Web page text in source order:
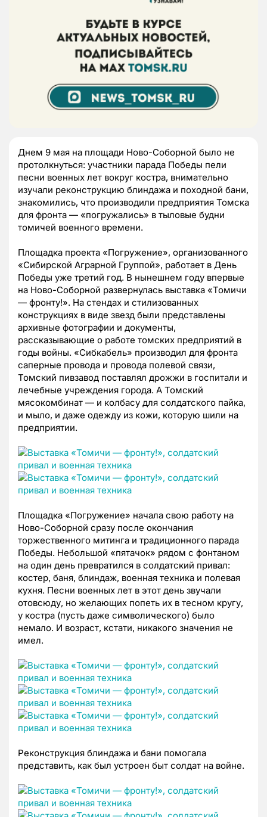
Днем 9 мая на площади Ново-Соборной было не
протолкнуться: участники парада Победы пели
песни военных лет вокруг костра, внимательно
изучали реконструкцию блиндажа и походной бани,
знакомились, что производили предприятия Томска
для фронта — «погружались» в тыловые будни
томичей военного времени.
Площадка проекта «Погружение», организованного
«Сибирской Аграрной Группой», работает в День
Победы уже третий год. В нынешнем году впервые
на Ново-Соборной развернулась выставка «Томичи
— фронту!». На стендах и стилизованных
конструкциях в виде звезд были представлены
архивные фотографии и документы,
рассказывающие о работе томских предприятий в
годы войны. «Сибкабель» производил для фронта
саперные провода и провода полевой связи,
Томский пивзавод поставлял дрожжи в госпитали и
лечебные учреждения города. А Томский
мясокомбинат — и колбасу для солдатского пайка,
и мыло, и даже одежду из кожи, которую шили на
предприятии.
Площадка «Погружение» начала свою работу на
Ново-Соборной сразу после окончания
торжественного митинга и традиционного парада
Победы. Небольшой «пятачок» рядом с фонтаном
на один день превратился в солдатский привал:
костер, баня, блиндаж, военная техника и полевая
кухня. Песни военных лет в этот день звучали
отовсюду, но желающих попеть их в тесном кругу,
у костра (пусть даже символического) было
немало. И возраст, кстати, никакого значения не
имел.
Реконструкция блиндажа и бани помогала
представить, как был устроен быт солдат на войне.